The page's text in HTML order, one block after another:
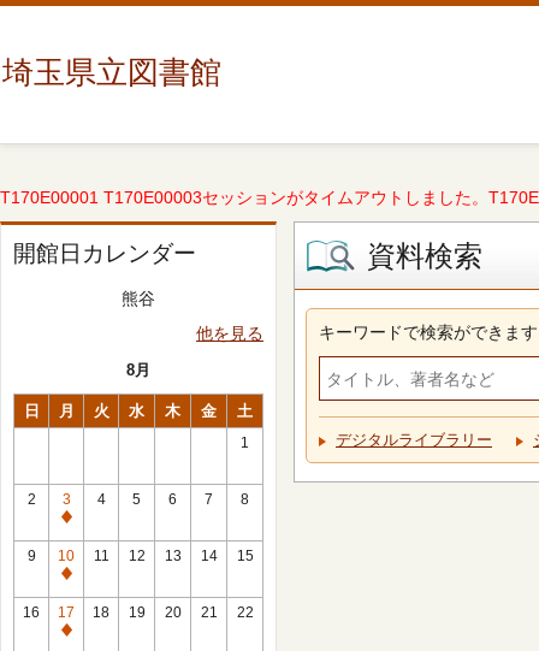
埼玉県立図書館
T170E00001 T170E00003セッションがタイムアウトしました。
開館日カレンダー
熊谷
他を見る
8月
日 月 火 水 木 金 土
1
2
3
休
館
日
4 5 6 7 8
9
10
休
館
日
11 12 13 14 15
16
17
休
18 19 20 21 22
資料検索
キーワードで検索ができます
デジタルライブラリー